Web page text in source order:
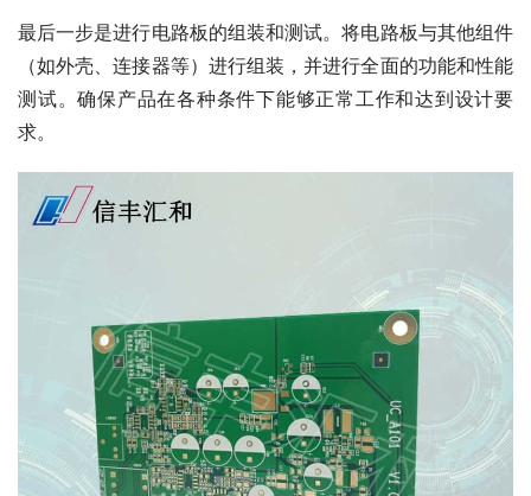
最后一步是进行电路板的组装和测试。将电路板与其他组件
（如外壳、连接器等）进行组装，并进行全面的功能和性能
测试。确保产品在各种条件下能够正常工作和达到设计要
求。